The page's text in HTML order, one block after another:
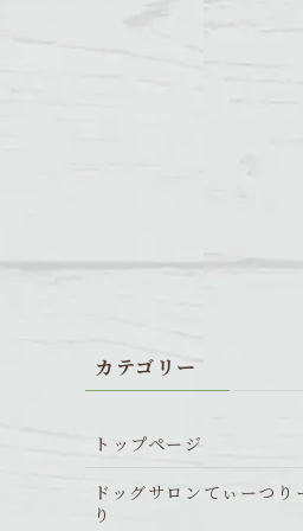
カテゴリー
トップページ
ドッグサロンてぃーつり
り